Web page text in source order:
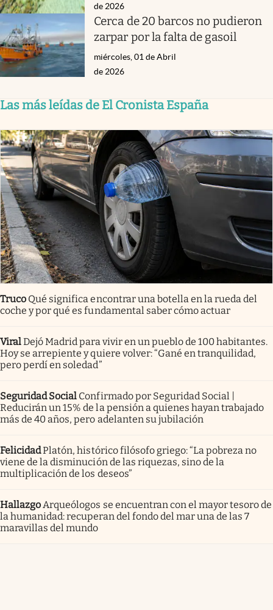
de 2026
Cerca de 20 barcos no pudieron
zarpar por la falta de gasoil
miércoles, 01 de Abril
de 2026
Las más leídas de El Cronista España
Truco Qué significa encontrar una botella en la rueda del
coche y por qué es fundamental saber cómo actuar
ViralDejó Madrid para vivir en un pueblo de 100 habitantes.
Hoy se arrepiente y quiere volver: “Gané en tranquilidad,
pero perdí en soledad”
Seguridad Social Confirmado por Seguridad Social |
Reducirán un 15% de la pensión a quienes hayan trabajado
más de 40 años, pero adelanten su jubilación
FelicidadPlatón, histórico filósofo griego: “La pobreza no
viene de la disminución de las riquezas, sino de la
multiplicación de los deseos”
HallazgoArqueólogos se encuentran con el mayor tesoro de
la humanidad: recuperan del fondo del mar una de las 7
maravillas del mundo